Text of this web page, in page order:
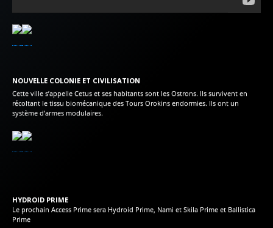
NOUVELLE COLONIE ET CIVILISATION
Cette ville s’appelle Cetus et ses habitants sont les Ostrons. Ils survivent en
récoltant le tissu biomécanique des Tours Orokins endormies. Ils ont un
système d’armes modulaires.
HYDROID PRIME
Le prochain Access Prime sera Hydroid Prime, Nami et Skila Prime et Ballistica
Prime